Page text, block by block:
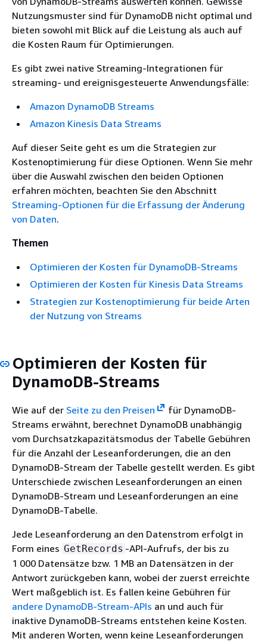
Nutzungsmuster sind für DynamoDB nicht optimal und
bieten sowohl mit Blick auf die Leistung als auch auf
die Kosten Raum für Optimierungen.
Es gibt zwei native Streaming-Integrationen für
streaming- und ereignisgesteuerte Anwendungsfälle:
Amazon DynamoDB Streams
Amazon Kinesis Data Streams
Auf dieser Seite geht es um die Strategien zur
Kostenoptimierung für diese Optionen. Wenn Sie mehr
über die Auswahl zwischen den beiden Optionen
erfahren möchten, beachten Sie den Abschnitt
Streaming-Optionen für die Erfassung der Änderung
von Daten.
Themen
Optimieren der Kosten für DynamoDB-Streams
Optimieren der Kosten für Kinesis Data Streams
Strategien zur Kostenoptimierung für beide Arten
der Nutzung von Streams
Optimieren der Kosten für
DynamoDB-Streams
Wie auf der Seite zu den Preisen
für DynamoDB-
Streams erwähnt, berechnet DynamoDB unabhängig
vom Durchsatzkapazitätsmodus der Tabelle Gebühren
für die Anzahl der Leseanforderungen, die an den
DynamoDB-Stream der Tabelle gestellt werden. Es gibt
Unterschiede zwischen Leseanforderungen an einen
DynamoDB-Stream und Leseanforderungen an eine
DynamoDB-Tabelle.
Jede Leseanforderung an den Datenstrom erfolgt in
Form eines GetRecords -API-Aufrufs, der bis zu
1 000 Datensätze bzw. 1 MB an Datensätzen in der
Antwort zurückgeben kann, wobei der zuerst erreichte
Wert maßgeblich ist. Es fallen keine Gebühren für
andere DynamoDB-Stream-APIs an und auch für
inaktive DynamoDB-Streams entstehen keine Kosten.
Mit anderen Worten, wenn keine Leseanforderungen